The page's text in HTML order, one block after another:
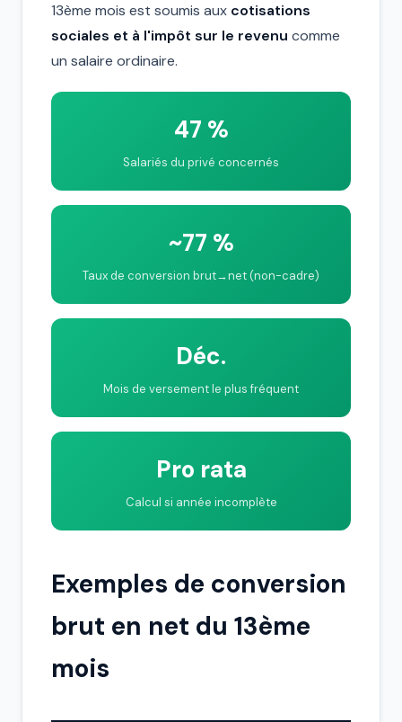
13ème mois est soumis aux cotisations
sociales et à l'impôt sur le revenu comme
un salaire ordinaire.
47 %
Salariés du privé concernés
~77 %
Taux de conversion brut→net (non-cadre)
Déc.
Mois de versement le plus fréquent
Pro rata
Calcul si année incomplète
Exemples de conversion
brut en net du 13ème
mois